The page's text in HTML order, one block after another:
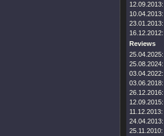
12.09.2013:
10.04.2013:
23.01.2013:
16.12.2012:
Reviews
25.04.2025:
25.08.2024:
03.04.2022:
03.06.2018:
26.12.2016:
12.09.2015:
11.12.2013:
24.04.2013:
25.11.2010: